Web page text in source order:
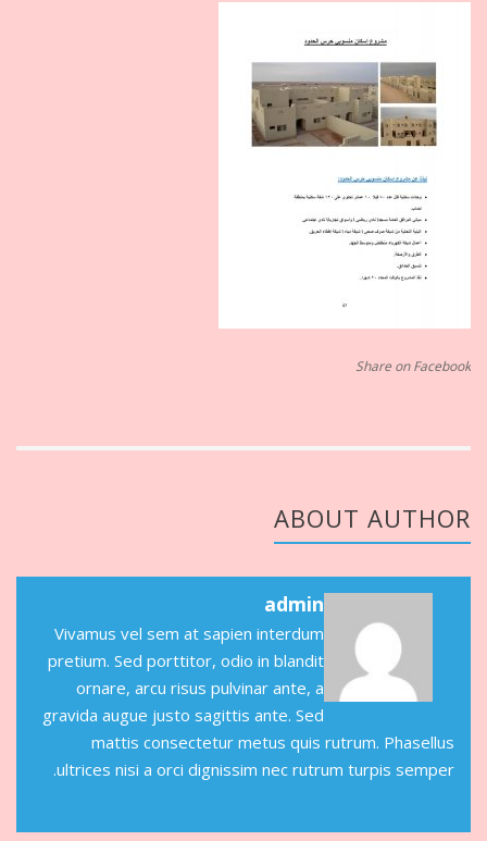
Share on Facebook
ABOUT AUTHOR
admin
Vivamus vel sem at sapien interdum
pretium. Sed porttitor, odio in blandit
ornare, arcu risus pulvinar ante, a
gravida augue justo sagittis ante. Sed
mattis consectetur metus quis rutrum. Phasellus
ultrices nisi a orci dignissim nec rutrum turpis semper.